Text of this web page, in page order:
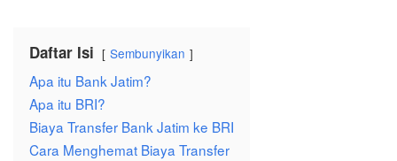
Daftar Isi Sembunyikan
Apa itu Bank Jatim?
Apa itu BRI?
Biaya Transfer Bank Jatim ke BRI
Cara Menghemat Biaya Transfer